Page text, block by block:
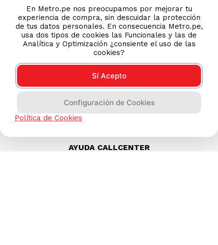
AYUDA CALLCENTER
En Metro.pe nos preocupamos por mejorar tu
experiencia de compra, sin descuidar la protección
de tus datos personales. En consecuencia Metro.pe,
usa dos tipos de cookies las Funcionales y las de
Analítica y Optimización ¿consiente el uso de las
cookies?
Sí Acepto
Configuración de Cookies
Política de Cookies